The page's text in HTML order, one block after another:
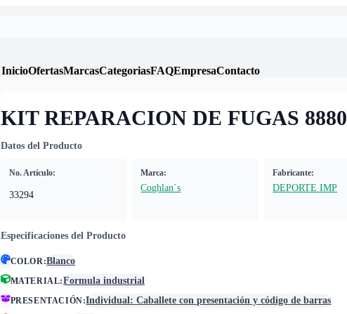
InicioOfertasMarcasCategoriasFAQEmpresaContacto
KIT REPARACION DE FUGAS 8880
Datos del Producto
No. Artículo:
33294
Marca:
Coghlan´s
Fabricante:
DEPORTE IMP
Especificaciones del Producto
COLOR:Blanco
MATERIAL:Formula industrial
PRESENTACIÓN:Individual: Caballete con presentación y código de barras